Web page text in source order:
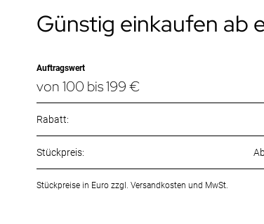
Günstig einkaufen ab
Auftragswert
von 100 bis 199 €
Rabatt:
Stückpreise in Euro zzgl. Versandkosten und MwSt.